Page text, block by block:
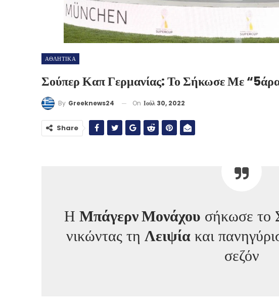
ΑΘΛΗΤΙΚΑ
Σούπερ Καπ Γερμανίας: Το Σήκωσε Με
By Greeknews24 On Ιούλ 30, 2022
Share
Η Μπάγερν Μονάχου σήκωσε το
νικώντας τηΛειψίακαι
σεζόν